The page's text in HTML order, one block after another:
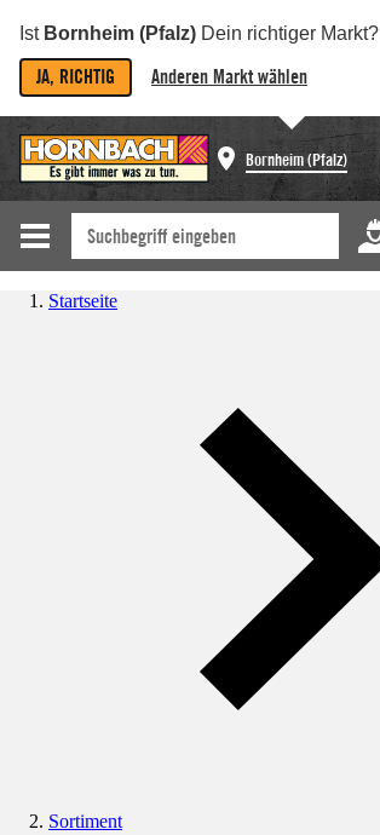
Ist Bornheim (Pfalz) Dein richtiger Markt?
JA, RICHTIG Anderen Markt wählen
Bornheim (Pfalz)
Startseite
Sortiment